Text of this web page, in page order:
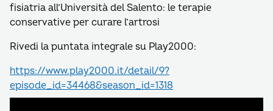
fisiatria all’Università del Salento: le terapie
conservative per curare l’artrosi
Rivedi la puntata integrale su Play2000:
https://www.play2000.it/detail/9?
episode_id=34468&season_id=1318